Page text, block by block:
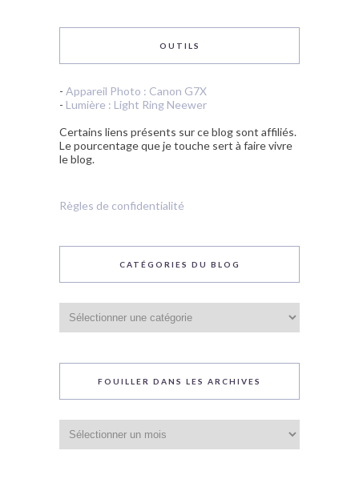
OUTILS
- Appareil Photo : Canon G7X
- Lumière : Light Ring Neewer
Certains liens présents sur ce blog sont affiliés.
Le pourcentage que je touche sert à faire vivre
le blog.
Règles de confidentialité
CATÉGORIES DU BLOG
du
blog
FOUILLER DANS LES ARCHIVES
dans
les